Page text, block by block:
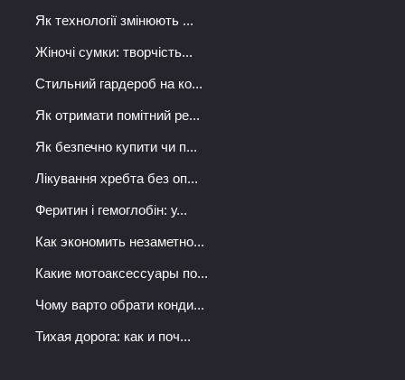
Як технології змінюють ...
Жіночі сумки: творчість...
Стильний гардероб на ко...
Як отримати помітний ре...
Як безпечно купити чи п...
Лікування хребта без оп...
Феритин і гемоглобін: у...
Как экономить незаметно...
Какие мотоаксессуары по...
Чому варто обрати конди...
Тихая дорога: как и поч...